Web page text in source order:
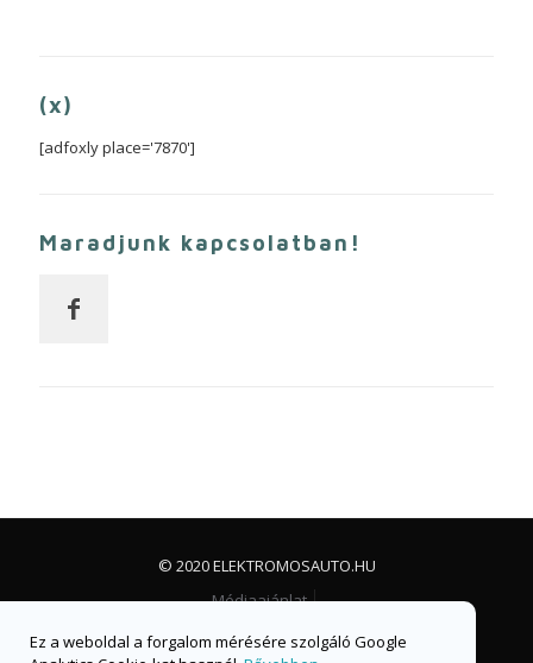
(x)
[adfoxly place='7870']
Maradjunk kapcsolatban!
© 2020 ELEKTROMOSAUTO.HU
Médiaajánlat
Facebook csoport
Facebook oldal
Ez a weboldal a forgalom mérésére szolgáló Google